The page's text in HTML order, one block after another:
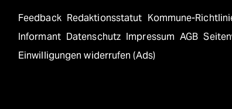
Feedback Redaktionsstatut Kommune-
Informant Datenschutz Impressum AGB
Einwilligungen widerrufen (Ads)